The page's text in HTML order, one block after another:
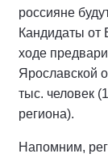
россияне
Кандидаты от
ходе
Ярославской
тыс. человек
региона).
Напомним,